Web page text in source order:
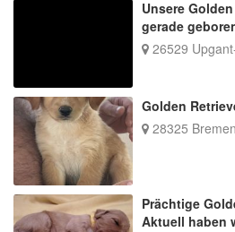
Unsere
gerade
26529
Golden
28325 Bremen
Prächtige
Aktuell haben